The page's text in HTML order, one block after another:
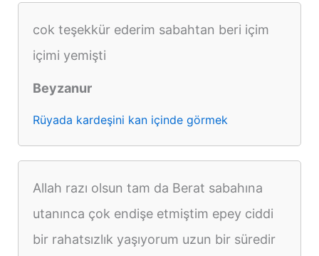
cok teşekkür ederim sabahtan beri içim
içimi yemişti
Beyzanur
Rüyada kardeşini kan içinde görmek
Allah razı olsun tam da Berat sabahına
utanınca çok endişe etmiştim epey ciddi
bir rahatsızlık yaşıyorum uzun bir süredir